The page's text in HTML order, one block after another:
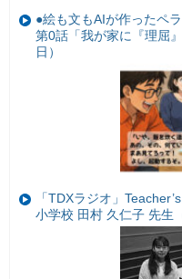
●絵も文もAIが作ったペ
第0話「我が家に『理屈
日）
「TDXラジオ」
小学校 田村 久仁子 先生